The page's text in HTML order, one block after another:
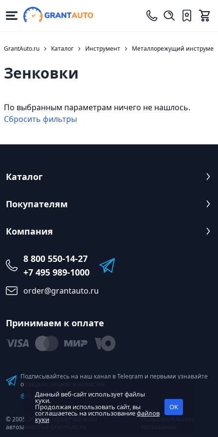
GrantAuto.ru Каталог Инструмент Металлорежущий
Зенковки
По выбранным параметрам ничего не нашлось.
Cбросить фильтры
Каталог
Покупателям
Компания
8 800 550-14-27
+7 495 989-1000
order@grantauto.ru
Принимаем к оплате
Подписывайтесь на наш канал в Telegram и первыми узнавайте
о скидках, акциях и новостях
@tk_grant
© 2005-2026 Интернет-магазин
автозапчастей GrantAuto.ru
Пользовательское
Данный веб-сайт использует файлы
куки.
Продолжая использовать сайт, вы
соглашаетесь на использованиефайлов
куки
OK